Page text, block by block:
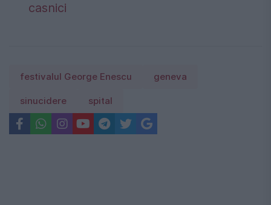
casnici
festivalul George Enescu geneva
sinucidere spital